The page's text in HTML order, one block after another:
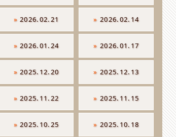
»2026.02.21 »2026.02.14
»2026.01.24 »2026.01.17
»2025.12.20 »2025.12.13
»2025.11.22 »2025.11.15
»2025.10.25 »2025.10.18